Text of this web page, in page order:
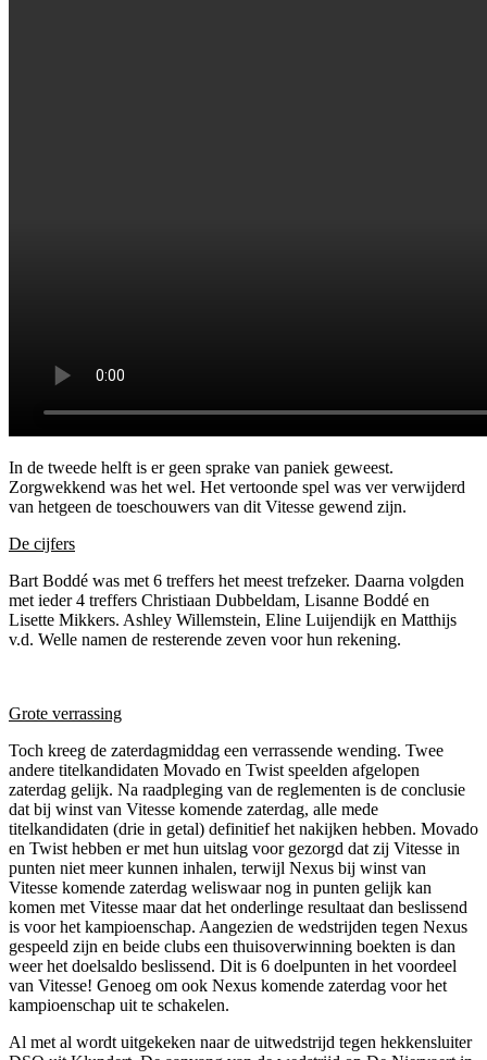
In de tweede helft is er geen sprake van paniek geweest.
Zorgwekkend was het wel. Het vertoonde spel was ver verwijderd
van hetgeen de toeschouwers van dit Vitesse gewend zijn.
De cijfers
Bart Boddé was met 6 treffers het meest trefzeker. Daarna volgden
met ieder 4 treffers Christiaan Dubbeldam, Lisanne Boddé en
Lisette Mikkers. Ashley Willemstein, Eline Luijendijk en Matthijs
v.d. Welle namen de resterende zeven voor hun rekening.
Grote verrassing
Toch kreeg de zaterdagmiddag een verrassende wending. Twee
andere titelkandidaten Movado en Twist speelden afgelopen
zaterdag gelijk. Na raadpleging van de reglementen is de conclusie
dat bij winst van Vitesse komende zaterdag, alle mede
titelkandidaten (drie in getal) definitief het nakijken hebben. Movado
en Twist hebben er met hun uitslag voor gezorgd dat zij Vitesse in
punten niet meer kunnen inhalen, terwijl Nexus bij winst van
Vitesse komende zaterdag weliswaar nog in punten gelijk kan
komen met Vitesse maar dat het onderlinge resultaat dan beslissend
is voor het kampioenschap. Aangezien de wedstrijden tegen Nexus
gespeeld zijn en beide clubs een thuisoverwinning boekten is dan
weer het doelsaldo beslissend. Dit is 6 doelpunten in het voordeel
van Vitesse! Genoeg om ook Nexus komende zaterdag voor het
kampioenschap uit te schakelen.
Al met al wordt uitgekeken naar de uitwedstrijd tegen hekkensluiter